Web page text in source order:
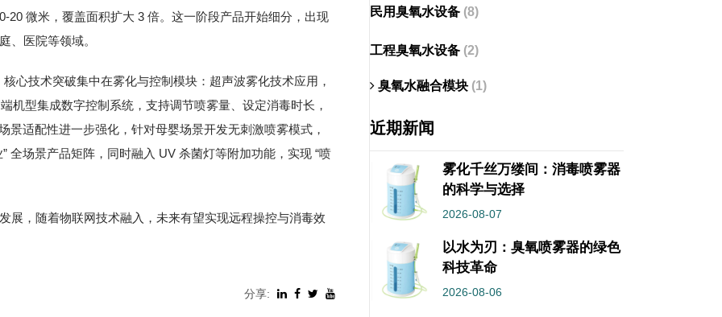
民用臭氧水设备 (8)
工程臭氧水设备 (2)
臭氧水融合模块 (1)
近期新闻
雾化千丝万缕间：消毒喷雾器
的科学与选择
2026-08-07
以水为刃：臭氧喷雾器的绿色
科技革命
2026-08-06
20 微米，覆盖面积扩大 3 倍。这一阶段产品开始细分，出现
、医院等领域。
心技术突破集中在雾化与控制模块：超声波雾化技术应用，
机型集成数字控制系统，支持调节喷雾量、设定消毒时长，
适配性进一步强化，针对母婴场景开发无刺激喷雾模式，
全场景产品矩阵，同时融入 UV 杀菌灯等附加功能，实现 “喷
展，随着物联网技术融入，未来有望实现远程操控与消毒效
分享: